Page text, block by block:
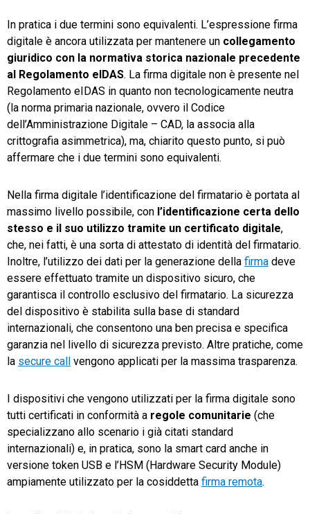
In pratica i due termini sono equivalenti. L’espressione firma
digitale è ancora utilizzata per mantenere un collegamento
giuridico con la normativa storica nazionale precedente
al Regolamento eIDAS. La firma digitale non è presente nel
Regolamento eIDAS in quanto non tecnologicamente neutra
(la norma primaria nazionale, ovvero il Codice
dell’Amministrazione Digitale – CAD, la associa alla
crittografia asimmetrica), ma, chiarito questo punto, si può
affermare che i due termini sono equivalenti.
Nella firma digitale l’identificazione del firmatario è portata al
massimo livello possibile, con l’identificazione certa dello
stesso e il suo utilizzo tramite un certificato digitale,
che, nei fatti, è una sorta di attestato di identità del firmatario.
Inoltre, l’utilizzo dei dati per la generazione della firma deve
essere effettuato tramite un dispositivo sicuro, che
garantisca il controllo esclusivo del firmatario. La sicurezza
del dispositivo è stabilita sulla base di standard
internazionali, che consentono una ben precisa e specifica
garanzia nel livello di sicurezza previsto. Altre pratiche, come
la secure call vengono applicati per la massima trasparenza.
I dispositivi che vengono utilizzati per la firma digitale sono
tutti certificati in conformità a regole comunitarie (che
specializzano allo scenario i già citati standard
internazionali) e, in pratica, sono la smart card anche in
versione token USB e l’HSM (Hardware Security Module)
ampiamente utilizzato per la cosiddetta firma remota.